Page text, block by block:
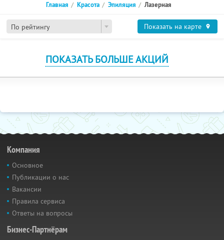
По рейтингу
Главная Красота Эпиляция Лазерная
Показать на карте
ПОКАЗАТЬ БОЛЬШЕ АКЦИЙ
Компания
Основное
Публикации о нас
Вакансии
Правила сервиса
Ответы на вопросы
Бизнес-Партнёрам